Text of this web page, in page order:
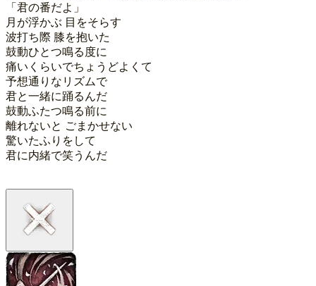
「君の番だよ」
月が浮かぶ 目をそらす
波打ち際 膝を抱いた
鼓動ひとつ鳴る度に
痛いくらいでちょうどよくて
予想通りなリズムで
君と一緒に踊るんだ
鼓動ふたつ鳴る前に
離れないと ごまかせない
驚いたふりをして
君に内緒で笑うんだ